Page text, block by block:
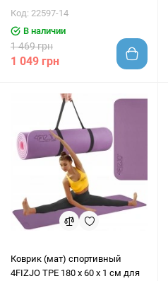
Код: 22597-14
В наличии
1 469 грн
1 049 грн
Коврик (мат) спортивный
4FIZJO TPE 180 x 60 x 1 см для